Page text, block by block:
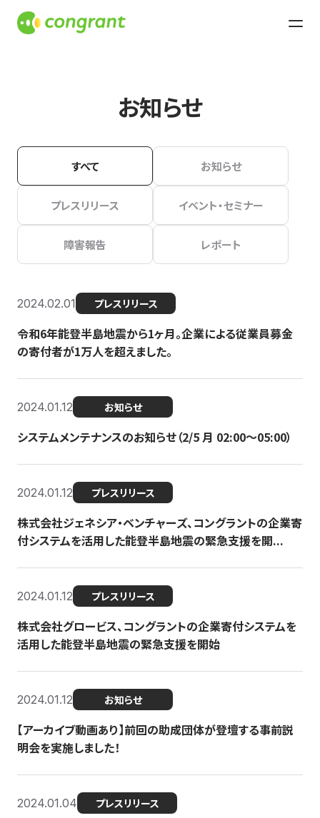
お知らせ
すべて お知らせ
プレスリリース イベント・セミナー
障害報告 レポート
2024.02.01 プレスリリース
令和6年能登半島地震から1ヶ月。企業による従業員募金
の寄付者が1万人を超えました。
2024.01.12 お知らせ
システムメンテナンスのお知らせ（2/5 月 02:00〜05:00）
2024.01.12 プレスリリース
株式会社ジェネシア・ベンチャーズ、コングラントの企業寄
付システムを活用した能登半島地震の緊急支援を開...
2024.01.12 プレスリリース
株式会社グロービス、コングラントの企業寄付システムを
活用した能登半島地震の緊急支援を開始
2024.01.12 お知らせ
【アーカイブ動画あり】前回の助成団体が登壇する事前説
明会を実施しました！
2024.01.04 プレスリリース